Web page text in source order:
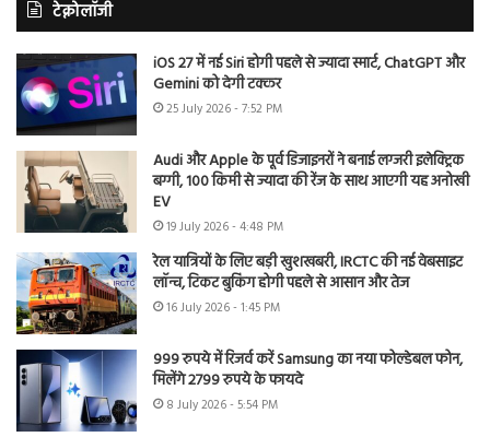
टेक्नोलॉजी
iOS 27 में नई Siri होगी पहले से ज्यादा स्मार्ट, ChatGPT और
Gemini को देगी टक्कर
25 July 2026 - 7:52 PM
Audi और Apple के पूर्व डिजाइनरों ने बनाई लग्जरी इलेक्ट्रिक
बग्गी, 100 किमी से ज्यादा की रेंज के साथ आएगी यह अनोखी
EV
19 July 2026 - 4:48 PM
रेल यात्रियों के लिए बड़ी खुशखबरी, IRCTC की नई वेबसाइट
लॉन्च, टिकट बुकिंग होगी पहले से आसान और तेज
16 July 2026 - 1:45 PM
999 रुपये में रिजर्व करें Samsung का नया फोल्डेबल फोन,
मिलेंगे 2799 रुपये के फायदे
8 July 2026 - 5:54 PM